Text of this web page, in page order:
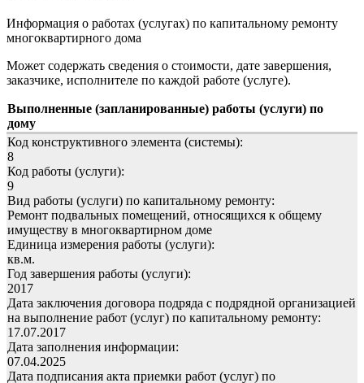
Информация о работах (услугах) по капитальному ремонту
многоквартирного дома
Может содержать сведения о стоимости, дате завершения,
заказчике, исполнителе по каждой работе (услуге).
Выполненные (запланированные) работы (услуги) по
дому
Код конструктивного элемента (системы):
8
Код работы (услуги):
9
Вид работы (услуги) по капитальному ремонту:
Ремонт подвальных помещений, относящихся к общему
имуществу в многоквартирном доме
Единица измерения работы (услуги):
кв.м.
Год завершения работы (услуги):
2017
Дата заключения договора подряда с подрядной организацией
на выполнение работ (услуг) по капитальному ремонту:
17.07.2017
Дата заполнения информации:
07.04.2025
Дата подписания акта приемки работ (услуг) по